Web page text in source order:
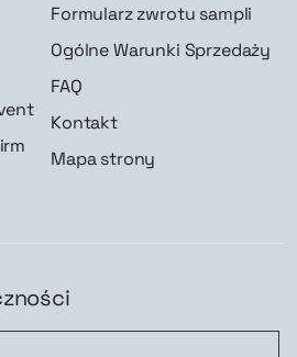
Formularz zwrotu sampli
Ogólne Warunki Sprzedaży
FAQ
Kontakt
Mapa strony